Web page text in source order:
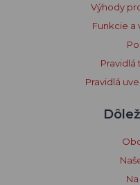
Výhody
Funkcie a
Pravidlá
Pravidlá